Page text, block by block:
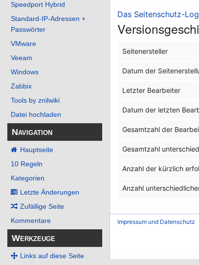
Speedport Hybrid
Standard-IP-Adressen +
Passwörter
VMware
Veeam
Windows
Zabbix
Tools by znilwiki
Datei hochladen
Navigation
Hauptseite
10 Regeln
Kategorien
Letzte Änderungen
Zufällige Seite
Kommentare
Werkzeuge
Links auf diese Seite
Das Seitenschutz-
Seitenersteller
Datum der
Letzter Bearbeiter
Datum der letzten
Gesamtzahl der
Gesamtzahl
Anzahl der kürzlich
Anzahl
Impressum und Datenschutz